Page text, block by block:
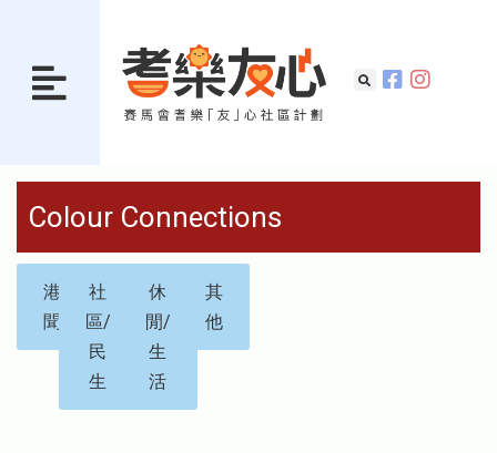
Colour Connections
港
聞
社
區/
民
生
休
閒/
生
活
其
他